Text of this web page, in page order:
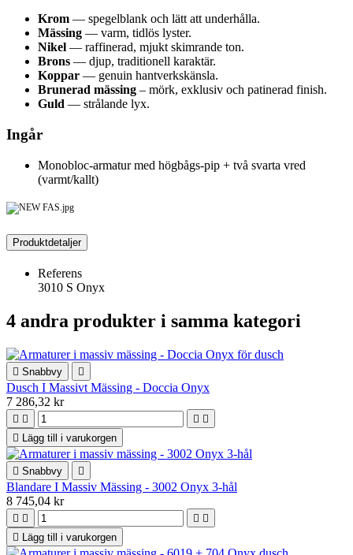
Krom — spegelblank och lätt att underhålla.
Mässing — varm, tidlös lyster.
Nikel — raffinerad, mjukt skimrande ton.
Brons — djup, traditionell karaktär.
Koppar — genuin hantverkskänsla.
Brunerad mässing – mörk, exklusiv och patinerad finish.
Guld — strålande lyx.
Ingår
Monobloc-armatur med högbågs-pip + två svarta vred
(varmt/kallt)
Produktdetaljer
Referens
3010 S Onyx
4 andra produkter i samma kategori
 Snabbvy 
Dusch I Massivt Mässing - Doccia Onyx
7 286,32 kr
   
 Lägg till i varukorgen
 Snabbvy 
Blandare I Massiv Mässing - 3002 Onyx 3-hål
8 745,04 kr
   
 Lägg till i varukorgen